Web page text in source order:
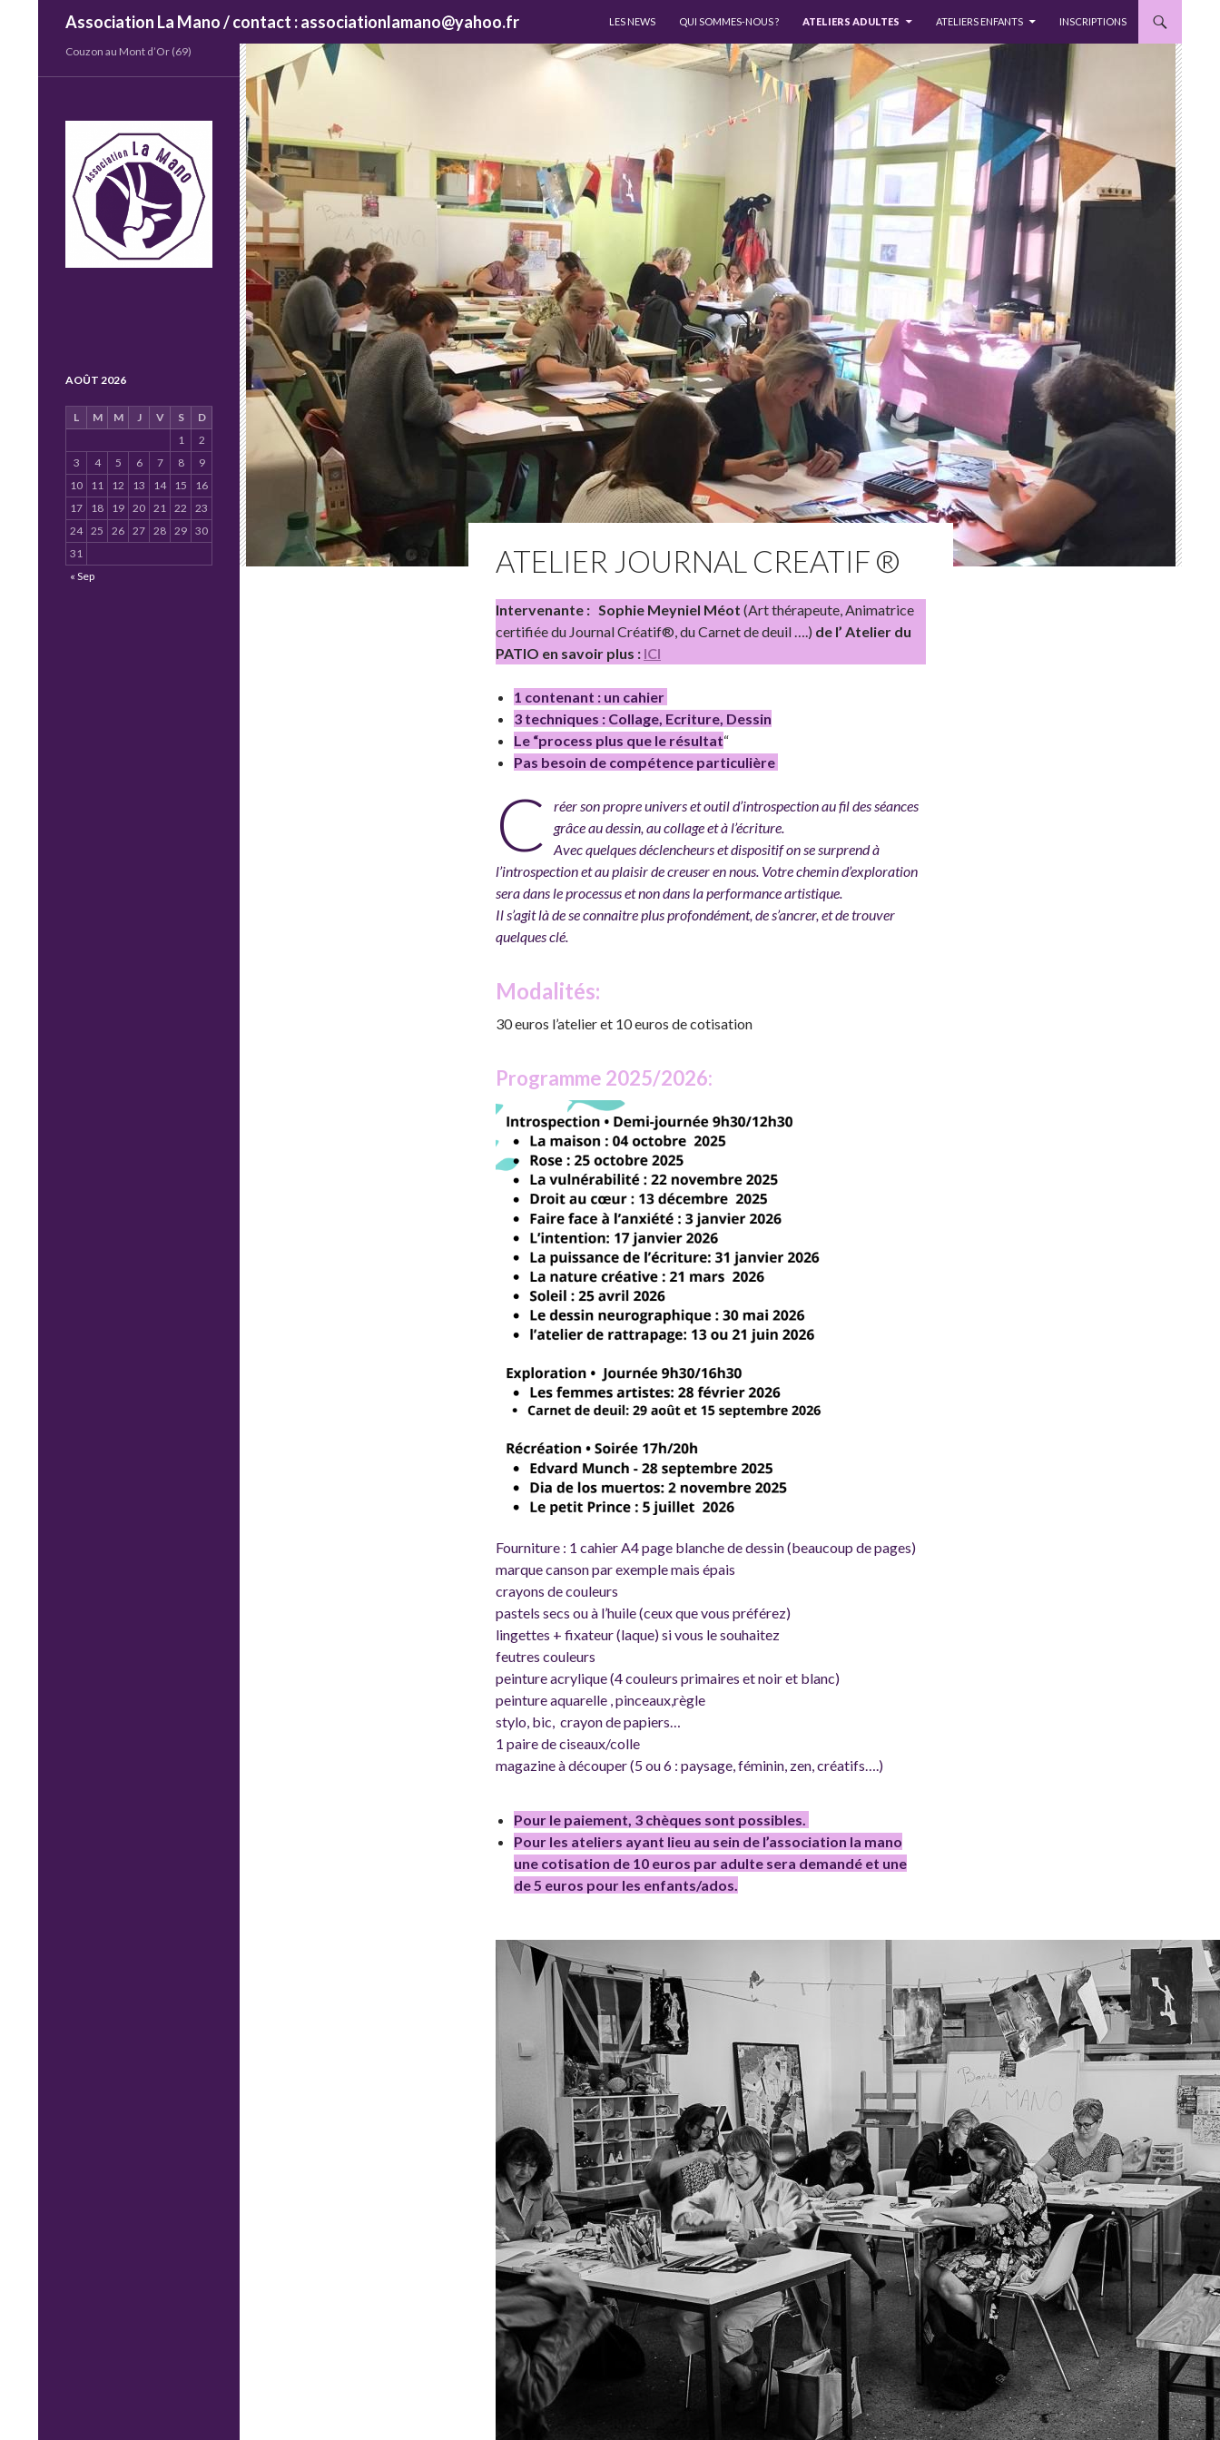
Association La Mano / contact : associationlamano@yahoo.fr
LES NEWS
QUI SOMMES-NOUS ? ATELIERS ADULTES ATELIERS ENFANTS INSCRIPTIONS
ATELIER JOURNAL CREATIF ®
Intervenante : Sophie Meyniel Méot (Art thérapeute, Animatrice
certifiée du Journal Créatif®, du Carnet de deuil ….) de l’ Atelier du
PATIO en savoir plus : ICI
1 contenant : un cahier
3 techniques : Collage, Ecriture, Dessin
Le “process plus que le résultat“
Pas besoin de compétence particulière
C
réer son propre univers et outil d’introspection au fil des séances
grâce au dessin, au collage et à l’écriture.
Avec quelques déclencheurs et dispositif on se surprend à
l’introspection et au plaisir de creuser en nous. Votre chemin d’exploration
sera dans le processus et non dans la performance artistique.
Il s’agit là de se connaitre plus profondément, de s’ancrer, et de trouver
quelques clé.
Modalités:
30 euros l’atelier et 10 euros de cotisation
Programme 2025/2026:
Fourniture : 1 cahier A4 page blanche de dessin (beaucoup de pages)
marque canson par exemple mais épais
crayons de couleurs
pastels secs ou à l’huile (ceux que vous préférez)
lingettes + fixateur (laque) si vous le souhaitez
feutres couleurs
peinture acrylique (4 couleurs primaires et noir et blanc)
peinture aquarelle , pinceaux,règle
stylo, bic, crayon de papiers…
1 paire de ciseaux/colle
magazine à découper (5 ou 6 : paysage, féminin, zen, créatifs….)
Pour le paiement, 3 chèques sont possibles.
Pour les ateliers ayant lieu au sein de l’association la mano
une cotisation de 10 euros par adulte sera demandé et une
de 5 euros pour les enfants/ados.
Couzon au Mont d’Or (69)
AOÛT 2026
L M M J V S
D
1
2
3
4 5 6 7 8
9
10
11 12 13 14 15
16
17
18 19 20 21 22
23
24 25 26 27 28 29 30
31
« Sep